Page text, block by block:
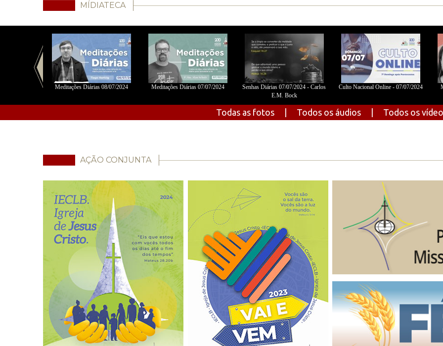
MÍDIATECA
Meditações Diárias 08/07/2024 Meditações Diárias 07/07/2024
Senhas Diárias 07/07/2024 - Carlos
E.M. Bock
Culto Nacional Online - 07/07/2024
Todas as fotos Todos os áudios Todos os
AÇÃO CONJUNTA